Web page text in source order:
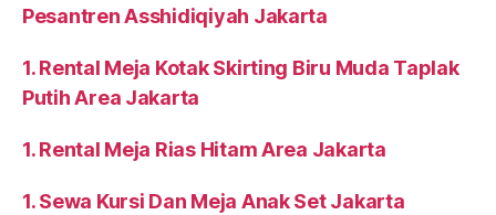
Pesantren Asshidiqiyah Jakarta
1. Rental Meja Kotak Skirting Biru Muda Taplak
Putih Area Jakarta
1. Rental Meja Rias Hitam Area Jakarta
1. Sewa Kursi Dan Meja Anak Set Jakarta